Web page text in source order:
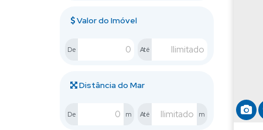
Bombinhas (2)
Mariscal (1)
Itapema (2)
Centro (1)
Valor do Imóvel
De Até
Distância do Mar
De m Até m